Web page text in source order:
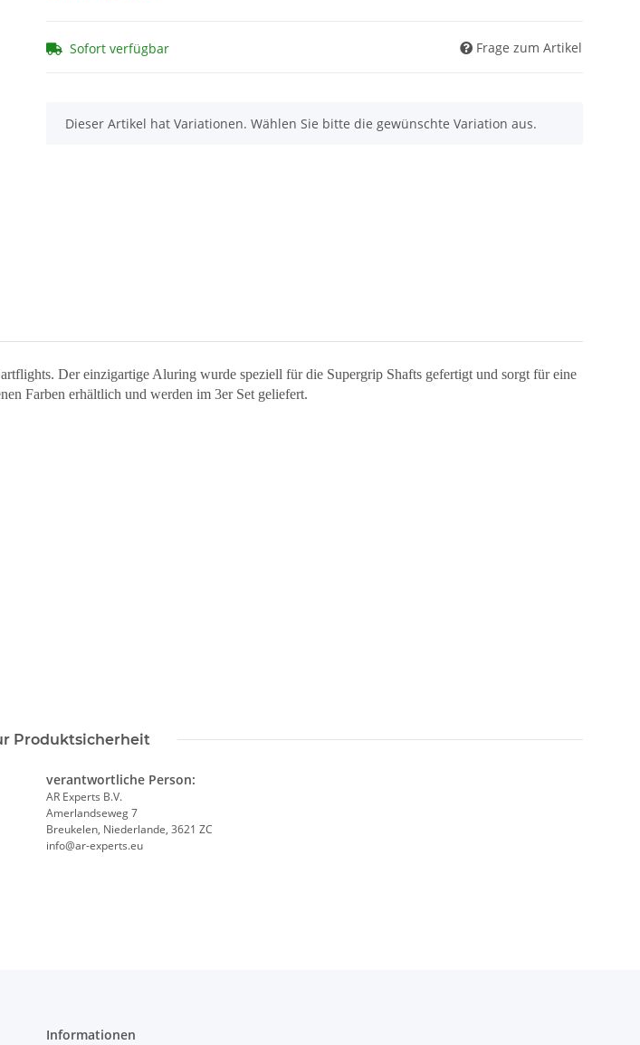
Sofort verfügbar Frage zum Artikel
x
Dieser Artikel hat Variationen. Wählen Sie bitte die gewünschte Variation aus.
Der einzigartige Aluring wurde speziell für die Supergrip Shafts gefertigt und sorgt für eine
Farben erhältlich und werden im 3er Set geliefert.
Produktsicherheit
verantwortliche Person:
AR Experts B.V.
Amerlandseweg 7
Breukelen, Niederlande, 3621 ZC
info@ar-experts.eu
Informationen